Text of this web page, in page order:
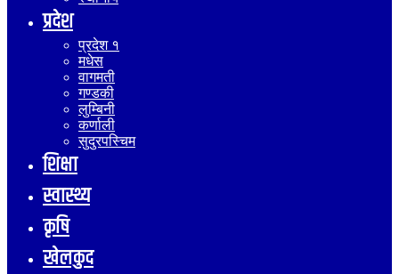
प्रदेश
प्रदेश १
मधेस
वागमती
गण्डकी
लुम्बिनी
कर्णाली
सुदुरपस्चिम
शिक्षा
स्वास्थ्य
कृषि
खेलकुद